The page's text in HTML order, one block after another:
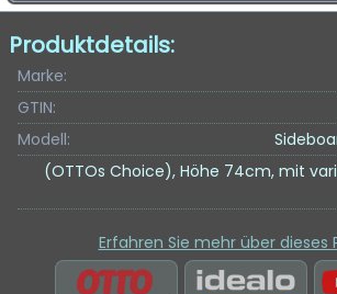
Produktdetails:
Marke:
GTIN:
Modell:
(OTTOs Choice), Höhe 74cm, mit
Erfahren Sie mehr über dieses